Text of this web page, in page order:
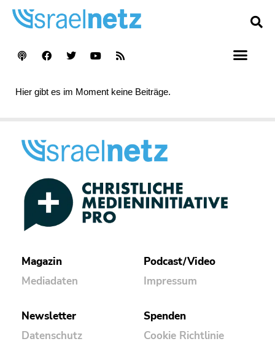
Hier gibt es im Moment keine Beiträge.
Magazin
Mediadaten
Podcast/Video
Impressum
Newsletter
Datenschutz
Spenden
Cookie Richtlinie